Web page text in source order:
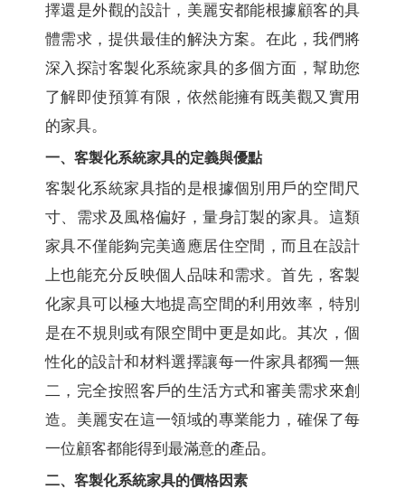
擇還是外觀的設計，美麗安都能根據顧客的具
體需求，提供最佳的解決方案。在此，我們將
深入探討客製化系統家具的多個方面，幫助您
了解即使預算有限，依然能擁有既美觀又實用
的家具。
一、客製化系統家具的定義與優點
客製化系統家具指的是根據個別用戶的空間尺
寸、需求及風格偏好，量身訂製的家具。這類
家具不僅能夠完美適應居住空間，而且在設計
上也能充分反映個人品味和需求。首先，客製
化家具可以極大地提高空間的利用效率，特別
是在不規則或有限空間中更是如此。其次，個
性化的設計和材料選擇讓每一件家具都獨一無
二，完全按照客戶的生活方式和審美需求來創
造。美麗安在這一領域的專業能力，確保了每
一位顧客都能得到最滿意的產品。
二、客製化系統家具的價格因素